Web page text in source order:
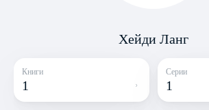
Хейди Ланг
Книги
1
Серии
1